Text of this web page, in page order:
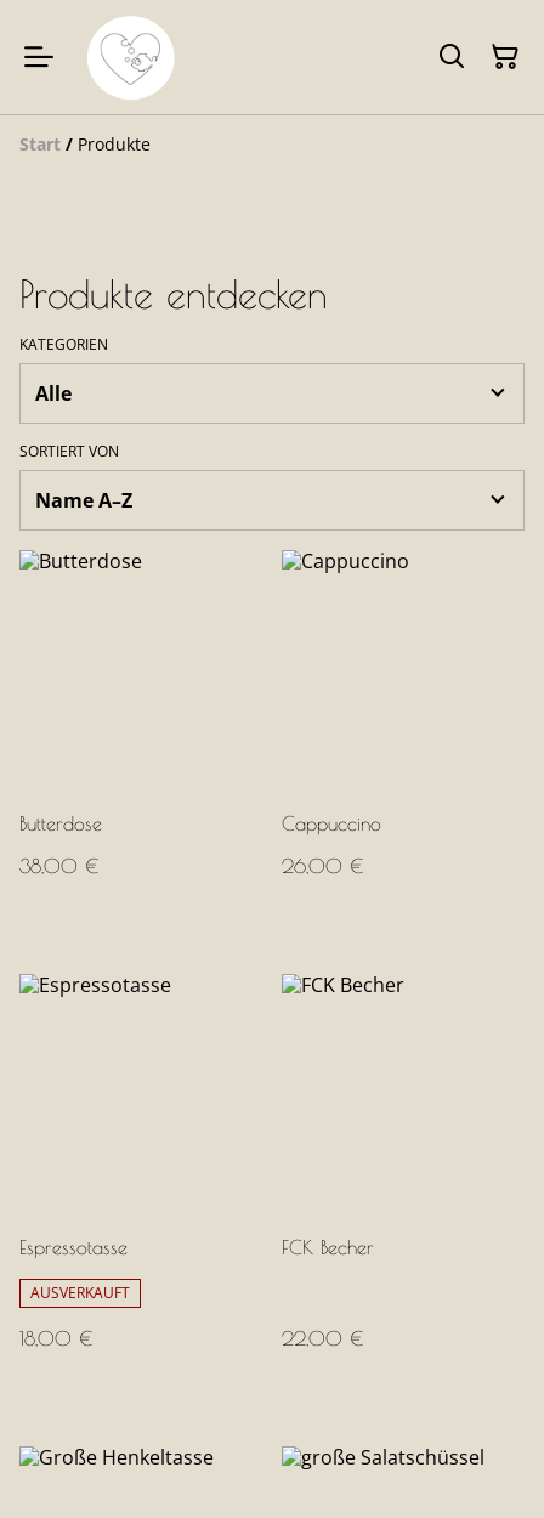
Start / Produkte
Produkte entdecken
KATEGORIEN
SORTIERT VON
Butterdose
38,00 €
Cappuccino
26,00 €
Espressotasse
AUSVERKAUFT
18,00 €
FCK Becher
22,00 €